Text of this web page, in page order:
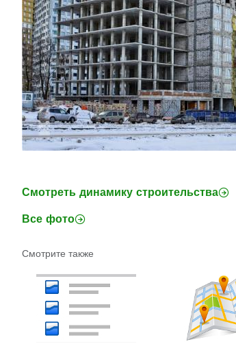
Смотреть динамику строительства
Все фото
Смотрите также